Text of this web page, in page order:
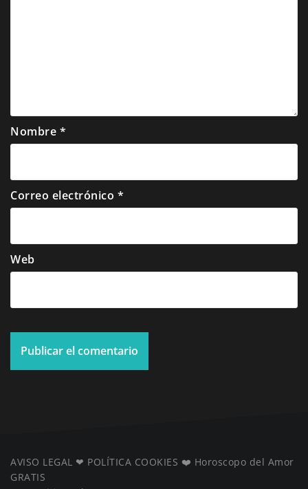
Nombre *
Correo electrónico *
Web
AVISO LEGAL ❤ ️ POLÍTICA COOKIES ❤️ Horoscopo del Amor
GRATIS